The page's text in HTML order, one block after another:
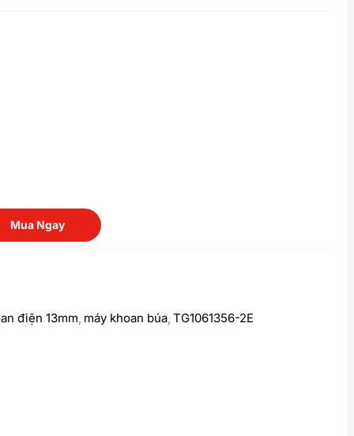
Mua Ngay
điện 13mm máy khoan búa TG1061356-2E